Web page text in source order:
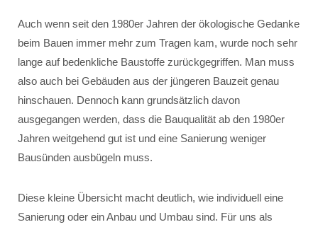
Auch wenn seit den 1980er Jahren der ökologische Gedanke
beim Bauen immer mehr zum Tragen kam, wurde noch sehr
lange auf bedenkliche Baustoffe zurückgegriffen. Man muss
also auch bei Gebäuden aus der jüngeren Bauzeit genau
hinschauen. Dennoch kann grundsätzlich davon
ausgegangen werden, dass die Bauqualität ab den 1980er
Jahren weitgehend gut ist und eine Sanierung weniger
Bausünden ausbügeln muss.
Diese kleine Übersicht macht deutlich, wie individuell eine
Sanierung oder ein Anbau und Umbau sind. Für uns als